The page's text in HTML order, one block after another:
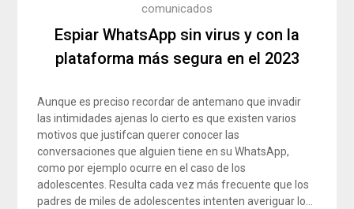
Espiar WhatsApp sin virus y con la
plataforma más segura en el 2023
comunicados
Aunque es preciso recordar de antemano que invadir
las intimidades ajenas lo cierto es que existen varios
motivos que justifcan querer conocer las
conversaciones que alguien tiene en su WhatsApp,
como por ejemplo ocurre en el caso de los
adolescentes. Resulta cada vez más frecuente que los
padres de miles de adolescentes intenten averiguar lo…